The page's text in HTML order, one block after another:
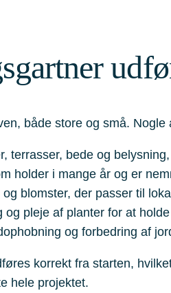
både store og små.
terrasser, bede og
holder i mange år og er
blomster, der passer til
pleje af planter for at
og forbedring af
korrekt fra starten,
hele projektet.